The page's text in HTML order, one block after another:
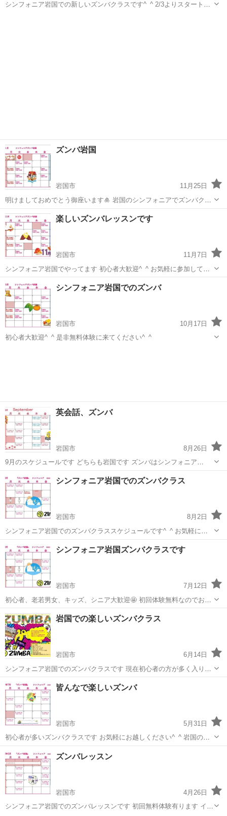
シンフォニア岩国での新しいズンバクラスです^_^ 2/3よりスタート❤️
ズンバ岩国
岩国市
11月25日
明けましておめでとう御座います🎍 岩国のシンフォニアでズンバクラ
ス 今年も宜しくお願いします🤲 初心者大歓迎です 老若男女大歓迎で
す お気軽に体験に来てください^_^
山口 岩国市 ズンバ
楽しいズンバレッスンです
岩国市
11月7日
シンフォニア岩国でやってます 初心者大歓迎^_^ お気軽に参加してく
ださい^_^
山口 岩国市 ズンバレッスン
シンフォニア岩国でのズンバ
岩国市
10月17日
初心者大歓迎^_^ 是非無料体験に来てください^_^
英会話、ズンバ
岩国市
8月26日
9月のスケジュールです どちらも岩国です ズンバはシンフォニア
18:00〜19:00 英会話は川下供用会館 17:45〜18:45 お気軽に無料体験
にお越しください （どちらも私が管理しています^_^）
山口 岩国市 ズンバ 会館
シンフォニア岩国でのズンバクラス
岩国市
8月2日
シンフォニア岩国でのズンバクラススケジュールです^_^ お気軽に参
加してください^_^ 初回体験無料🥰
山口 岩国市 クラス
シンフォニア岩国ズンバクラスです
岩国市
7月12日
初心者、老若男女、キッズ、シニア大歓迎🤩 初回体験無料なのでお気
軽にお越しください🥰 ズンバインストラクター2名でほのぼのやって
ます😌 先ずはシンフォニア岩国にお尋ねください^_^ インストラクタ
ー達の電話番号をもらっていつ...
山口 岩国市 ズンバ
岩国での楽しいズンバクラス
岩国市
6月14日
シンフォニア岩国でのズンバクラスです 現在初心者の方が多く入りや
すいと思います 体験は無料なので是非お気軽にお越しください^_^ 火
曜日、金曜日 （たまに変更が有ります） 18:00〜19:00 お問合せはシ
ンフォニア岩国に...
山口 岩国市 ズンバ
皆んなで楽しいズンバ
岩国市
5月31日
初心者が多いズンバクラスです お気軽にお越しください^_^ 岩国のシ
ンフォニアで毎週火曜日金曜日18:00〜19:00（変更がたまに有ります
のでシンフォニアにお尋ねください） これは7月の予定です^_^
山口 岩国市
ズンバレッスン
岩国市
4月26日
シンフォニア岩国でのズンバレッスンです 初回無料体験有ります イン